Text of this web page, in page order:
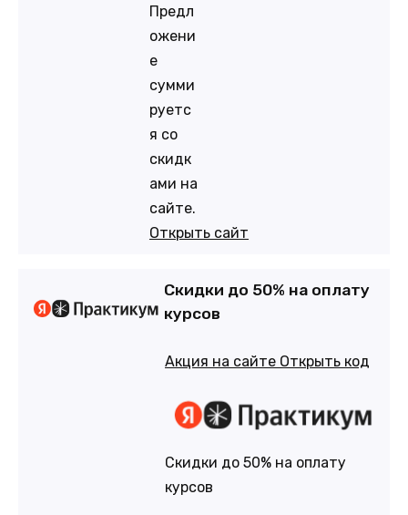
Предл
ожени
е
сумми
руетс
я со
скидк
ами на
сайте.
Открыть сайт
Скидки до 50% на оплату
курсов
Акция на сайте Открыть код
Скидки до 50% на оплату
курсов